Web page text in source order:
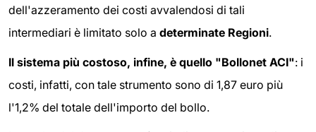
dell'azzeramento dei costi avvalendosi di tali
intermediari è limitato solo a determinate Regioni.
Il sistema più costoso, infine, è quello "Bollonet ACI": i
costi, infatti, con tale strumento sono di 1,87 euro più
l'1,2% del totale dell'importo del bollo.